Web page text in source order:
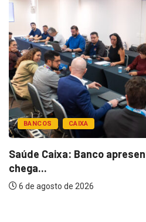
BANCOS CAIXA
Saúde Caixa: Banco
chega...
6 de agosto de 2026